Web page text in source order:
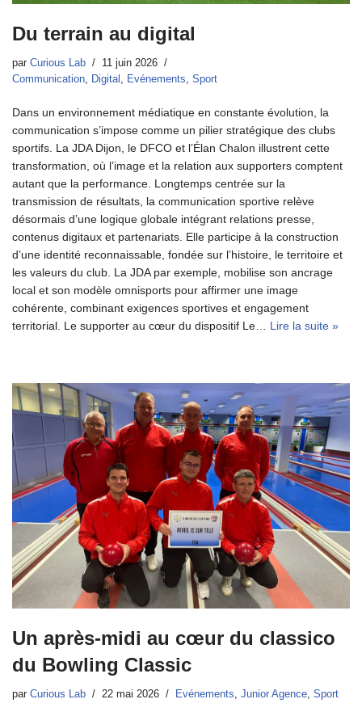
Du terrain au digital
par Curious Lab
11 juin 2026
Communication, Digital , Evénements, Sport
Dans un environnement médiatique en constante évolution, la
communication s’impose comme un pilier stratégique des clubs
sportifs. La JDA Dijon, le DFCO et l’Élan Chalon illustrent cette
transformation, où l’image et la relation aux supporters comptent
autant que la performance. Longtemps centrée sur la
transmission de résultats, la communication sportive relève
désormais d’une logique globale intégrant relations presse,
contenus digitaux et partenariats. Elle participe à la construction
d’une identité reconnaissable, fondée sur l’histoire, le territoire et
les valeurs du club. La JDA par exemple, mobilise son ancrage
local et son modèle omnisports pour affirmer une image
cohérente, combinant exigences sportives et engagement
territorial. Le supporter au cœur du dispositif Le… Lire la suite »
Un après-midi au cœur du classico
du Bowling Classic
par Curious Lab 22 mai 2026 Evénements, Junior Agence, Sport